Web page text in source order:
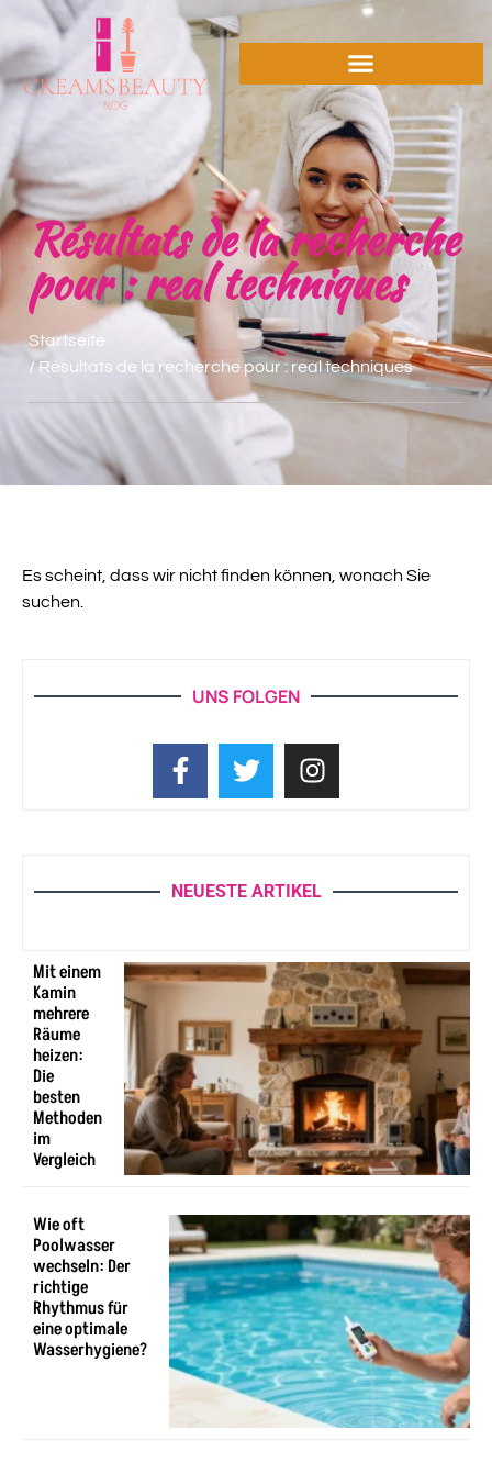
Résultats de la recherche
pour : real techniques
Startseite
/ Résultats de la recherche pour : real techniques
Es scheint, dass wir nicht finden können, wonach Sie
suchen.
UNS FOLGEN
NEUESTE ARTIKEL
Mit einem
Kamin
mehrere
Räume
heizen:
Die
besten
Methoden
im
Vergleich
Wie oft
Poolwasser
wechseln: Der
richtige
Rhythmus für
eine optimale
Wasserhygiene?